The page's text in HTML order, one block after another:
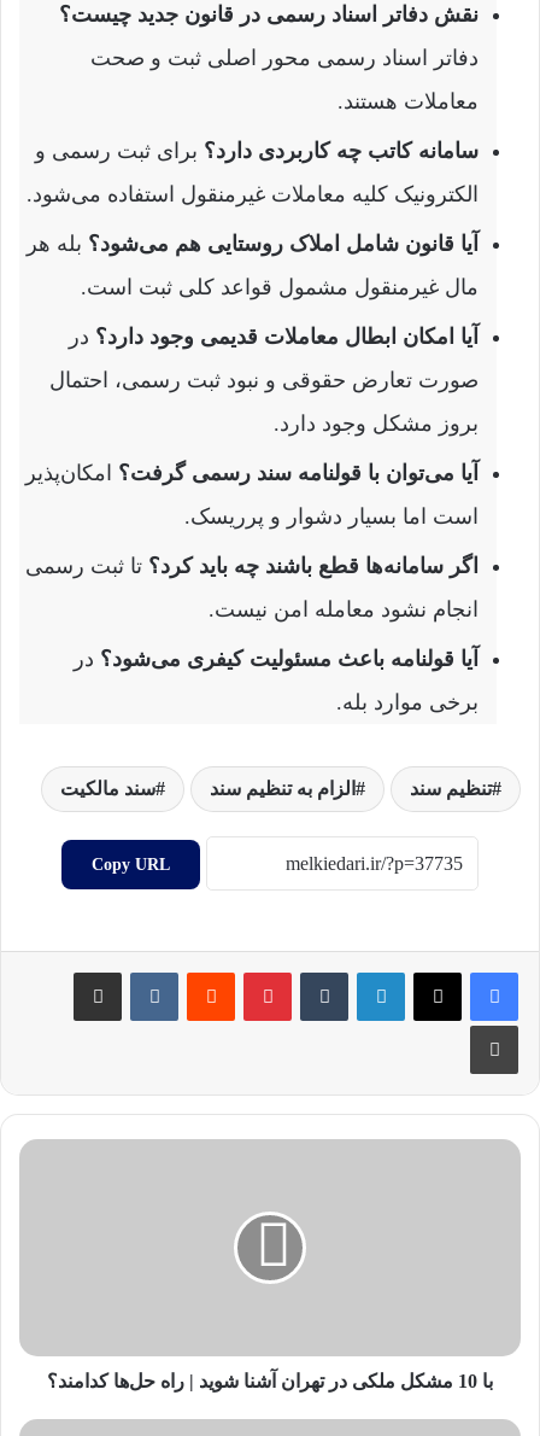
نقش دفاتر اسناد رسمی در قانون جدید چیست؟
دفاتر اسناد رسمی محور اصلی ثبت و صحت
معاملات هستند.
سامانه کاتب چه کاربردی دارد؟ برای ثبت رسمی و
الکترونیک کلیه معاملات غیرمنقول استفاده می‌شود.
آیا قانون شامل املاک روستایی هم می‌شود؟ بله هر
مال غیرمنقول مشمول قواعد کلی ثبت است.
آیا امکان ابطال معاملات قدیمی وجود دارد؟ در
صورت تعارض حقوقی و نبود ثبت رسمی، احتمال
بروز مشکل وجود دارد.
آیا می‌توان با قولنامه سند رسمی گرفت؟ امکان‌پذیر
است اما بسیار دشوار و پرریسک.
اگر سامانه‌ها قطع باشند چه باید کرد؟ تا ثبت رسمی
انجام نشود معامله امن نیست.
آیا قولنامه باعث مسئولیت کیفری می‌شود؟ در
برخی موارد بله.
تنظیم سند الزام به تنظیم سند سند مالکیت
Copy URL
با 10 مشکل ملکی در تهران آشنا شوید | راه حل‌ها کدامند؟